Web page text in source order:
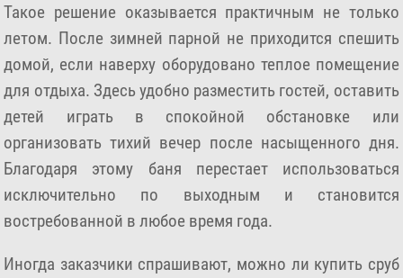
Такое решение оказывается практичным не только
летом. После зимней парной не приходится спешить
домой, если наверху оборудовано теплое помещение
для отдыха. Здесь удобно разместить гостей, оставить
детей играть в спокойной обстановке или
организовать тихий вечер после насыщенного дня.
Благодаря этому баня перестает использоваться
исключительно по выходным и становится
востребованной в любое время года.
Иногда заказчики спрашивают, можно ли купить сруб